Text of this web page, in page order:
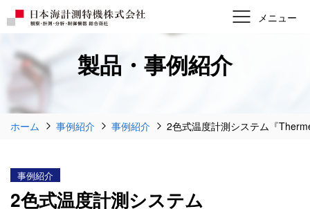
製品・事例紹介
ホーム 事例紹介 事例紹介 2色式温度計測システム『
事例紹介
2色式温度計測システム